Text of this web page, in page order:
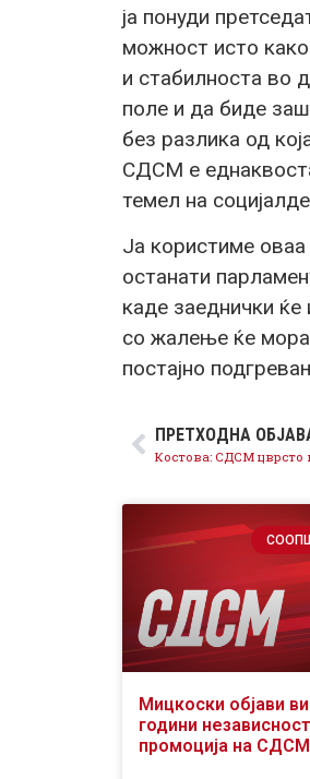
ја понуди
можност исто
и стабилноста во
поле и да биде
без разлика од
СДСМ е
темел на
Ја користиме
останати
каде заеднички
со жалење ќе мора
постајно
ПРЕТХОДНА
Мицкоски објави
години
промоција на СДСМ